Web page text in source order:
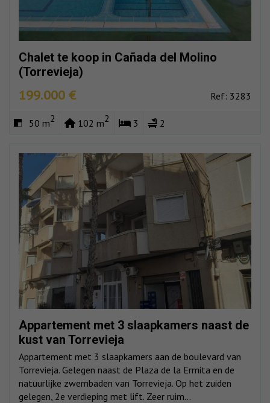
Chalet te koop in Cañada del Molino
(Torrevieja)
199.000 € Ref: 3283
50 m2 102 m2 3 2
Appartement met 3 slaapkamers naast de
kust van Torrevieja
Appartement met 3 slaapkamers aan de boulevard van
Torrevieja. Gelegen naast de Plaza de la Ermita en de
natuurlijke zwembaden van Torrevieja. Op het zuiden
gelegen, 2e verdieping met lift. Zeer ruim...